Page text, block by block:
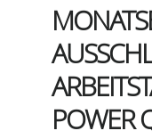
POWER